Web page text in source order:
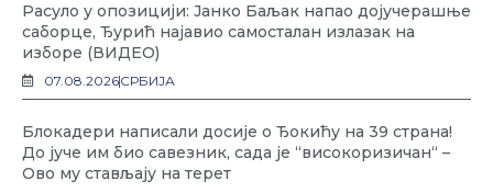
Расуло у опозицији: Јанко Баљак напао дојучерашње
саборце, Ђурић најавио самосталан излазак на
изборе (ВИДЕО)
07.08.2026СРБИЈА
Блокадери написали досије о Ђокићу на 39 страна!
До јуче им био савезник, сада је “високоризичан“ –
Ово му стављају на терет